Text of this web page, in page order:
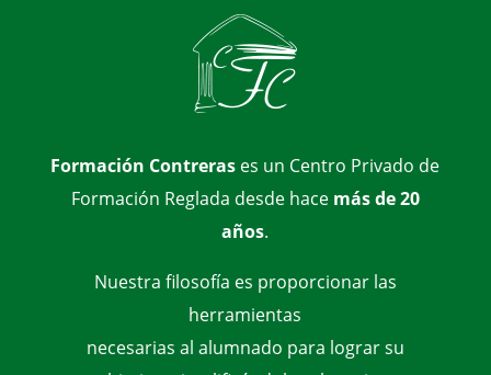
Formación Contreras es un Centro Privado de
Formación Reglada desde hace más de 20
años.
Nuestra filosofía es proporcionar las
herramientas
necesarias al alumnado para lograr su